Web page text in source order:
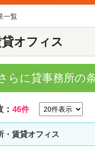
一覧
オフィス
らに貸事務所の
46件
・賃貸オフィス